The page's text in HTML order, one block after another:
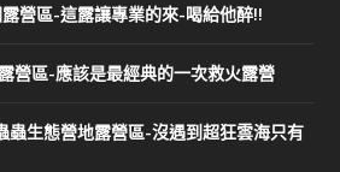
營區-這露讓專業的來-喝給他醉!!
營區-應該是最經典的一次救火露營
蟲生態營地露營區-沒遇到超狂雲海只有